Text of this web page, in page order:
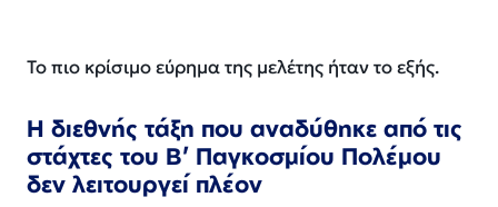
Το πιο κρίσιμο εύρημα της μελέτης ήταν το εξής.
Η διεθνής τάξη που αναδύθηκε από τις
στάχτες του Β’ Παγκοσμίου Πολέμου
δεν λειτουργεί πλέον